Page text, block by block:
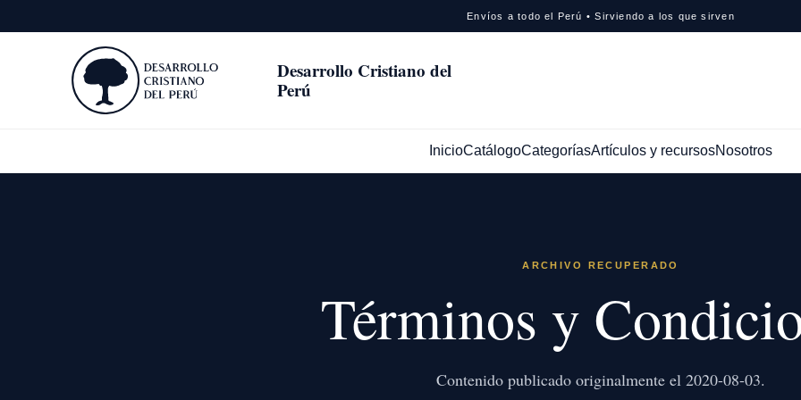
Envíos a todo el Perú • Sirviendo a los que sirven
Desarrollo Cristiano del
Perú
InicioCatálogoCategoríasArtículos y recursosNosotros
ARCHIVO RECUPERADO
Términos y
Contenido publicado originalmente el 2020-08-03.